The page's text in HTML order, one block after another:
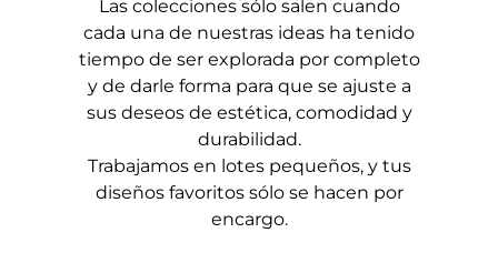
Las colecciones sólo salen cuando
cada una de nuestras ideas ha tenido
tiempo de ser explorada por completo
y de darle forma para que se ajuste a
sus deseos de estética, comodidad y
durabilidad.
Trabajamos en lotes pequeños, y tus
diseños favoritos sólo se hacen por
encargo.